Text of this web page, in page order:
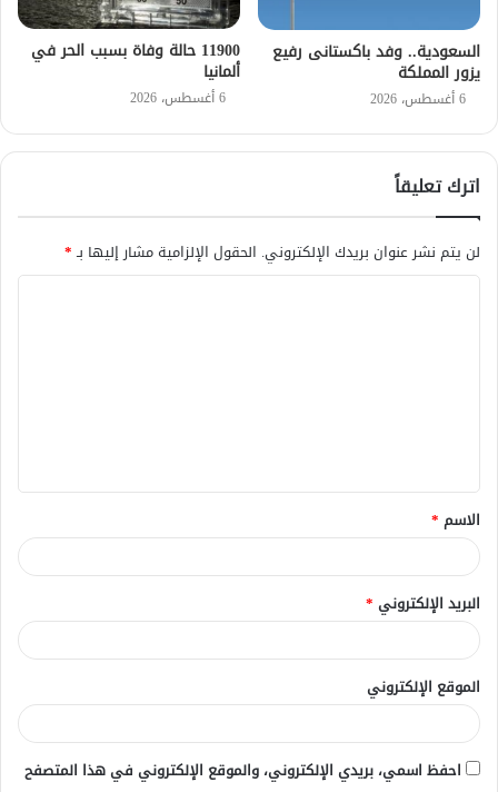
السعودية.. وفد باكستانى رفيع
يزور المملكة
6 أغسطس، 2026
11900 حالة وفاة بسبب الحر في
ألمانيا
6 أغسطس، 2026
اترك تعليقاً
لن يتم نشر عنوان بريدك الإلكتروني. الحقول الإلزامية مشار إليها بـ*
ق
*
الاسم *
البريد الإلكتروني *
الموقع الإلكتروني
احفظ اسمي، بريدي الإلكتروني، والموقع الإلكتروني في هذا المتصفح